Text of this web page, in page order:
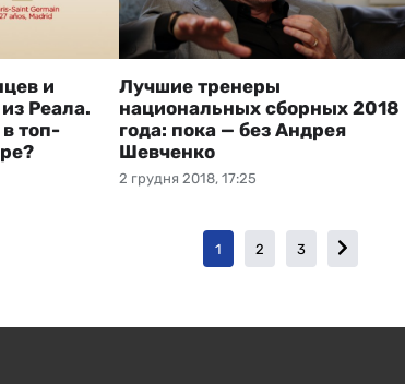
и
Реала.
топ-
2 грудня 2018, 17:25
Лучшие тренеры
национальных сборных 2018
года: пока — без Андрея
Шевченко
1 2 3